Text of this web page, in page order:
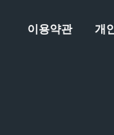
이용약관 개